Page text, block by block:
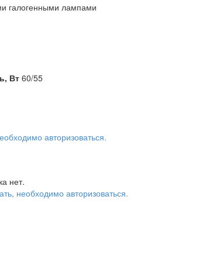
галогенными лампами
Вт 60/55
авторизоваться.
нет.
необходимо авторизоваться.